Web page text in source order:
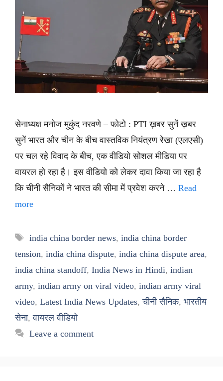
सेनाध्यक्ष मनोज मुकुंद नरवणे – फोटो : PTI ख़बर सुनें ख़बर
सुनें भारत और चीन के बीच वास्तविक नियंत्रण रेखा (एलएसी)
पर चल रहे विवाद के बीच, एक वीडियो सोशल मीडिया पर
वायरल हो रहा है। इस वीडियो को लेकर दावा किया जा रहा है
कि चीनी सैनिकों ने भारत की सीमा में प्रवेश करने … Read
more
Tags
india china border news, india china border
tension, india china dispute, india china dispute area,
india china standoff, India News in Hindi, indian
army, indian army on viral video, indian army viral
video, Latest India News Updates,चीनी सैनिक, भारतीय
सेना,वायरल वीडियो
Leave a comment